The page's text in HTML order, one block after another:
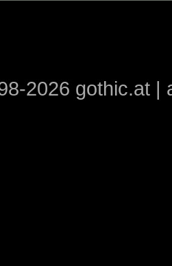
2026 gothic.at |